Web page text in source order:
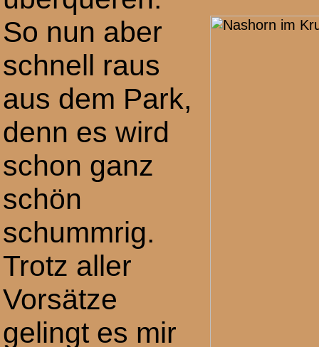
So nun aber
schnell raus
aus dem Park,
denn es wird
schon ganz
schön
schummrig.
Trotz aller
Vorsätze
gelingt es mir